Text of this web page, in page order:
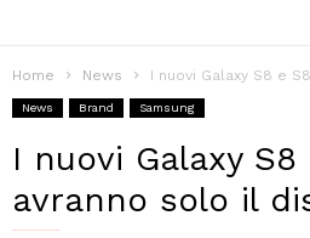
Home News I nuovi Galaxy S8 e S8
News Brand Samsung
I nuovi Galaxy S8
avranno solo il